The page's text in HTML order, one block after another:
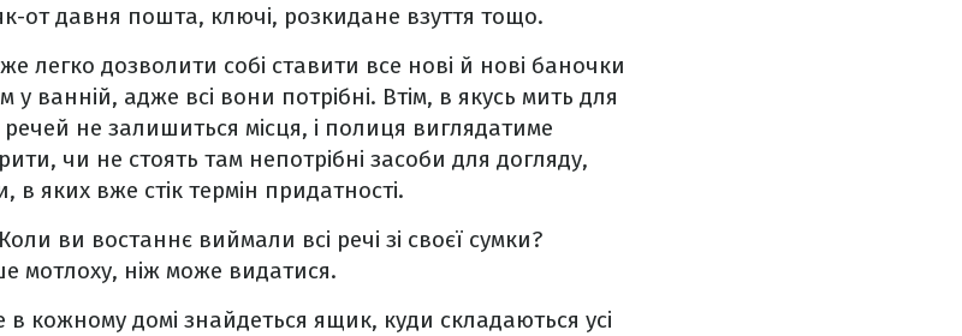
от давня пошта, ключі, розкидане взуття тощо.
легко дозволити собі ставити все нові й нові баночки
ванній, адже всі вони потрібні. Втім, в якусь мить для
не залишиться місця, і полиця виглядатиме
чи не стоять там непотрібні засоби для догляду,
в яких вже стік термін придатності.
ви востаннє виймали всі речі зі своєї сумки?
мотлоху, ніж може видатися.
кожному домі знайдеться ящик, куди складаються усі